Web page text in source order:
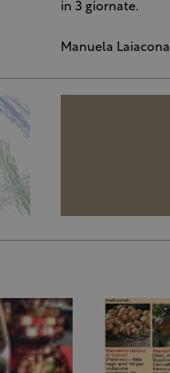
in 3 giornate.
Manuela Laiacona